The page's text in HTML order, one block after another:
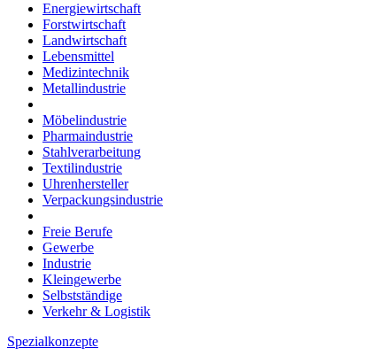
Energiewirtschaft
Forstwirtschaft
Landwirtschaft
Lebensmittel
Medizintechnik
Metallindustrie
Möbelindustrie
Pharmaindustrie
Stahlverarbeitung
Textilindustrie
Uhrenhersteller
Verpackungsindustrie
Freie Berufe
Gewerbe
Industrie
Kleingewerbe
Selbstständige
Verkehr & Logistik
Spezialkonzepte